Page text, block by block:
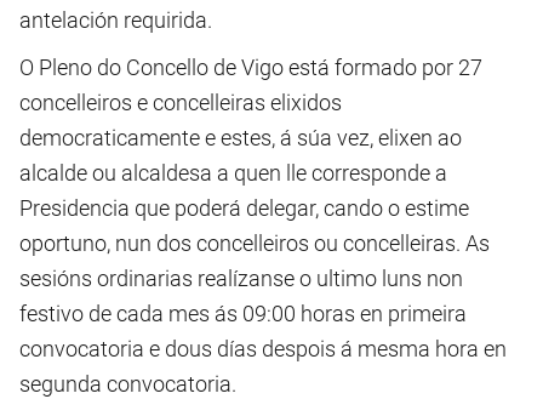
antelación requirida.
O Pleno do Concello de Vigo está formado por 27
concelleiros e concelleiras elixidos
democraticamente e estes, á súa vez, elixen ao
alcalde ou alcaldesa a quen lle corresponde a
Presidencia que poderá delegar, cando o estime
oportuno, nun dos concelleiros ou concelleiras. As
sesións ordinarias realízanse o ultimo luns non
festivo de cada mes ás 09:00 horas en primeira
convocatoria e dous días despois á mesma hora en
segunda convocatoria.